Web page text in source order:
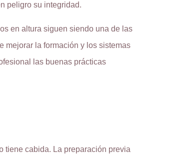
peligro su integridad.
en altura siguen siendo una de las
mejorar la formación y los sistemas
las buenas prácticas
tiene cabida. La preparación previa